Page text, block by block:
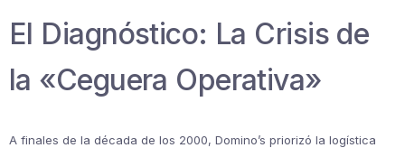
El Diagnóstico: La Crisis de
la «Ceguera Operativa»
A finales de la década de los 2000, Domino’s priorizó la logística